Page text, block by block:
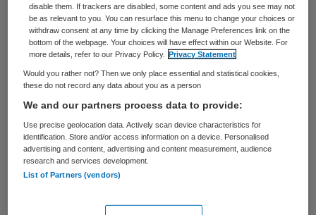
Het kabinet wil dat mensen beter
geïnformeerd zijn. De kwaliteit van de
behandeling moet omhoog en behandelaren
moeten goed opgeleid zijn. En reclames
moeten voldoen aan strengere normen.
Dat meldt het ministerie van VWS in een
nieuwsbericht. De campagne richt zich
vooral op jonge vrouwen die denken aan
wordt vooral gebruik gemaakt van online
disable them. If trackers are disabled, some content and ads you see may not
be as relevant to you. You can resurface this menu to change your choices or
withdraw consent at any time by clicking the Manage Preferences link on the
bottom of the webpage. Your choices will have effect within our Website. For
more details, refer to our Privacy Policy.
Privacy Statement
Would you rather not? Then we only place essential and statistical cookies,
these do not record any data about you as a person
We and our partners process data to provide:
Use precise geolocation data. Actively scan device characteristics for
identification. Store and/or access information on a device. Personalised
advertising and content, advertising and content measurement, audience
research and services development.
List of Partners (vendors)